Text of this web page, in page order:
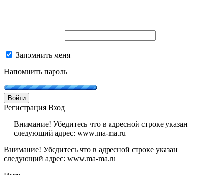
Запомнить меня
Напомнить пароль
Войти
Регистрация Вход
Внимание! Убедитесь что в адресной строке указан
следующий адрес: www.ma-ma.ru
Внимание! Убедитесь что в адресной строке указан
следующий адрес: www.ma-ma.ru